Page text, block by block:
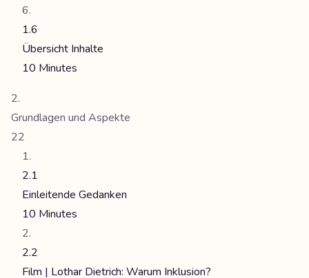
1.6
Übersicht Inhalte
10 Minutes
Grundlagen und Aspekte
22
2.1
Einleitende Gedanken
10 Minutes
2.2
Film | Lothar Dietrich: Warum Inklusion?